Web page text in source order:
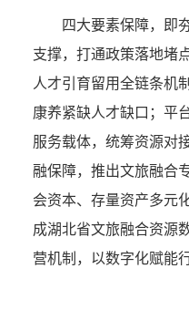
四大要素保障，即
支撑，打通政策落地堵
人才引育留用全链条机
康养紧缺人才缺口；平
服务载体，统筹资源对
融保障，推出文旅融合
会资本、存量资产多元
成湖北省文旅融合资源
营机制，以数字化赋能